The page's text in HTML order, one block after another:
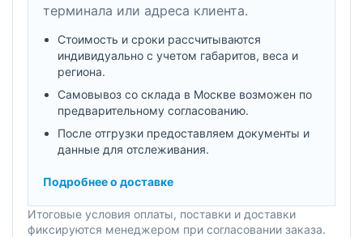
терминала или адреса клиента.
Стоимость и сроки рассчитываются
индивидуально с учетом габаритов, веса и
региона.
Самовывоз со склада в Москве возможен по
предварительному согласованию.
После отгрузки предоставляем документы и
данные для отслеживания.
Подробнее о доставке
Итоговые условия оплаты, поставки и доставки
фиксируются менеджером при согласовании заказа.